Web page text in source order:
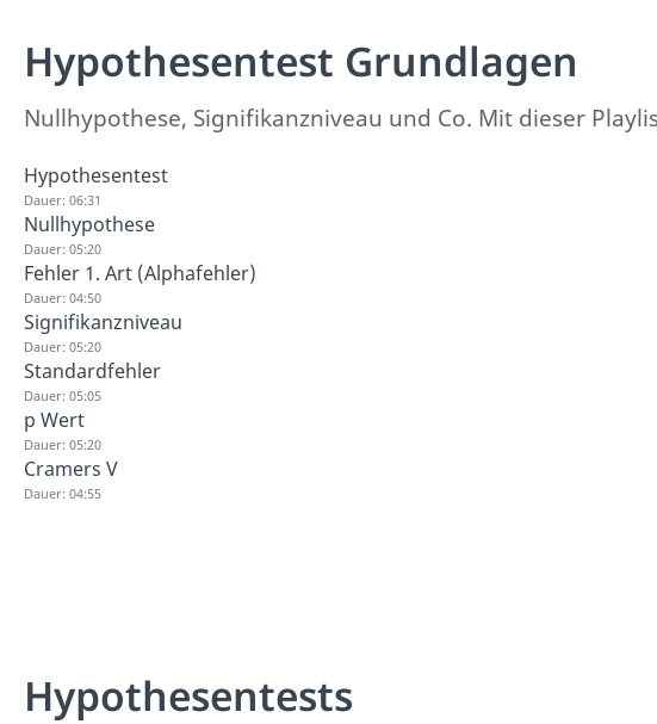
Hypothesentest Grundlagen
Nullhypothese, Signifikanzniveau und Co. Mit dieser
Hypothesentest
Dauer: 06:31
Nullhypothese
Dauer: 05:20
Fehler 1. Art (Alphafehler)
Dauer: 04:50
Signifikanzniveau
Dauer: 05:20
Standardfehler
Dauer: 05:05
p Wert
Dauer: 05:20
Cramers V
Dauer: 04:55
Hypothesentests